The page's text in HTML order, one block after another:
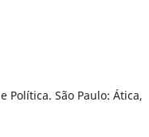
Política. São Paulo: Ática,